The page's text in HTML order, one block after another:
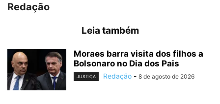
Redação
Leia também
Moraes barra visita dos filhos a
Bolsonaro no Dia dos Pais
JUSTIÇA Redação - 8 de agosto de 2026